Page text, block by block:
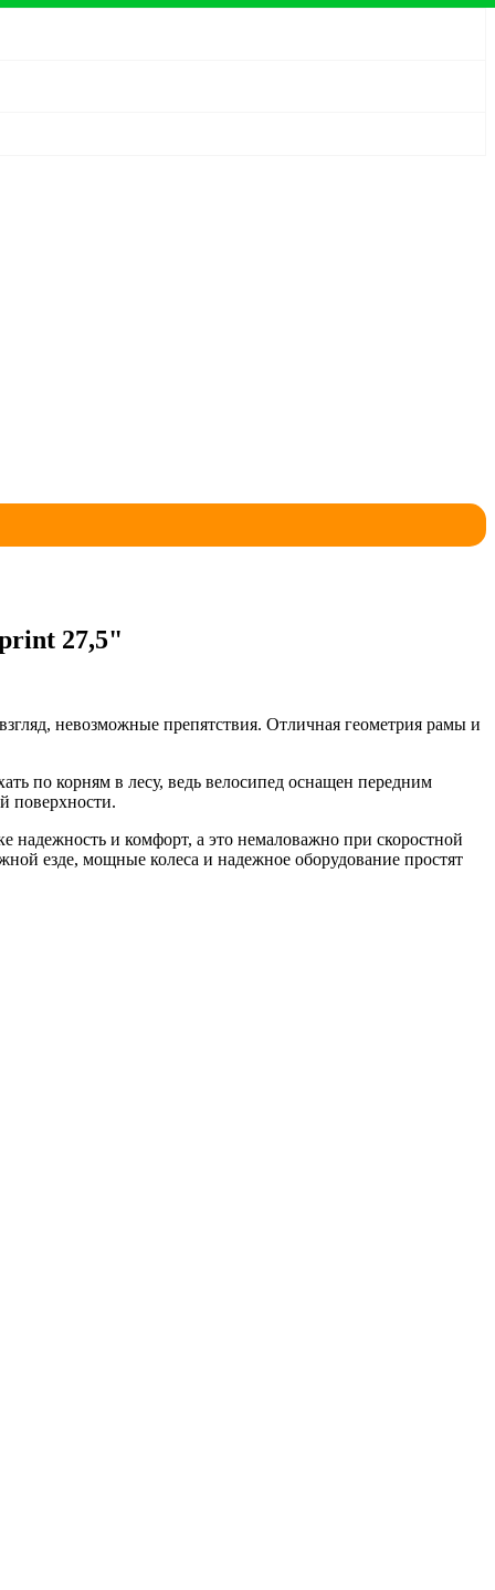
27,5"
невозможные препятствия. Отличная геометрия рамы и
по корням в лесу, ведь велосипед оснащен передним
поверхности.
надежность и комфорт, а это немаловажно при скоростной
езде, мощные колеса и надежное оборудование простят